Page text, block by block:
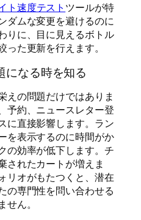
ト速度テスト ツールが特
ダムな変更を避けるのに
りに、目に見えるボトル
た更新を行えます。
になる時を知る
えの問題だけではありま
予約、ニュースレター登
に直接影響します。ラン
を表示するのに時間がか
の効率が低下します。チ
されたカートが増えま
リオがもたつくと、潜在
の専門性を問い合わせる
ん。